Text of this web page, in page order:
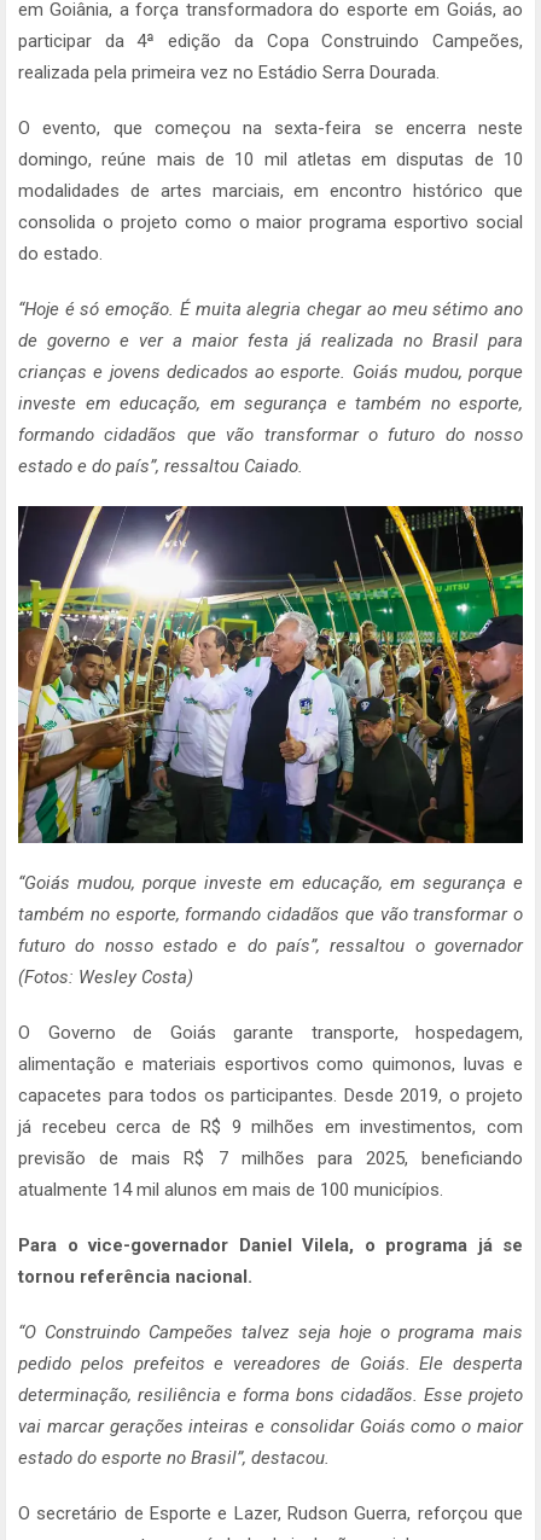
em Goiânia, a força transformadora do esporte em Goiás, ao
participar da 4ª edição da Copa Construindo Campeões,
realizada pela primeira vez no Estádio Serra Dourada.
O evento, que começou na sexta-feira se encerra neste
domingo, reúne mais de 10 mil atletas em disputas de 10
modalidades de artes marciais, em encontro histórico que
consolida o projeto como o maior programa esportivo social
do estado.
“Hoje é só emoção. É muita alegria chegar ao meu sétimo ano
de governo e ver a maior festa já realizada no Brasil para
crianças e jovens dedicados ao esporte. Goiás mudou, porque
investe em educação, em segurança e também no esporte,
formando cidadãos que vão transformar o futuro do nosso
estado e do país”, ressaltou Caiado.
“Goiás mudou, porque investe em educação, em segurança e
também no esporte, formando cidadãos que vão transformar o
futuro do nosso estado e do país”, ressaltou o governador
(Fotos: Wesley Costa)
O Governo de Goiás garante transporte, hospedagem,
alimentação e materiais esportivos como quimonos, luvas e
capacetes para todos os participantes. Desde 2019, o projeto
já recebeu cerca de R$ 9 milhões em investimentos, com
previsão de mais R$ 7 milhões para 2025, beneficiando
atualmente 14 mil alunos em mais de 100 municípios.
Para o vice-governador Daniel Vilela, o programa já se
tornou referência nacional.
“O Construindo Campeões talvez seja hoje o programa mais
pedido pelos prefeitos e vereadores de Goiás. Ele desperta
determinação, resiliência e forma bons cidadãos. Esse projeto
vai marcar gerações inteiras e consolidar Goiás como o maior
estado do esporte no Brasil”, destacou.
O secretário de Esporte e Lazer, Rudson Guerra, reforçou que